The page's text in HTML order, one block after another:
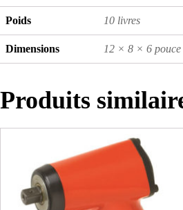
Poids 10 livres
Dimensions 12 × 8 × 6 pouce
Produits